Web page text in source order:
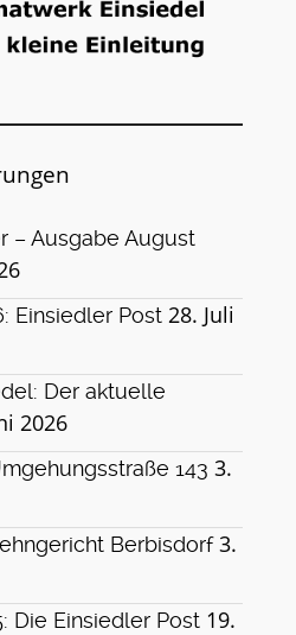
– Ausgabe August
Einsiedler Post 28. Juli
Der aktuelle
2026
143 3.
Berbisdorf 3.
Die Einsiedler Post 19.